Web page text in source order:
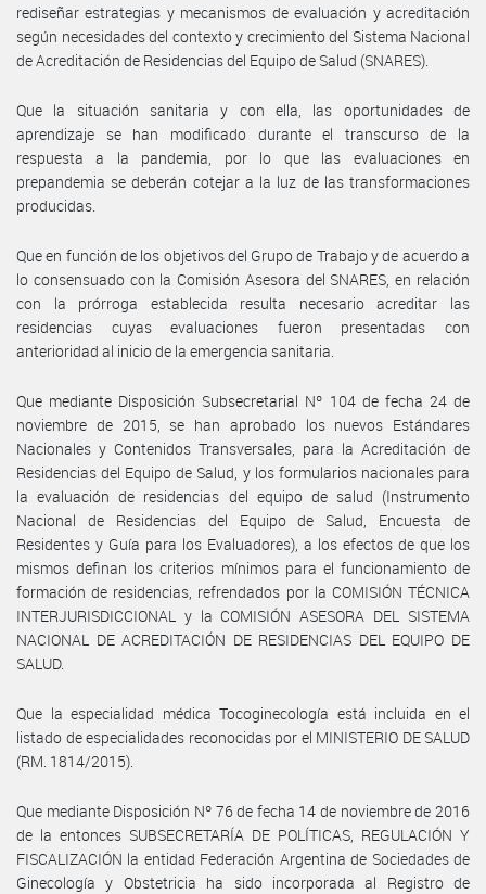
rediseñar estrategias y mecanismos de evaluación y acreditación
según necesidades del contexto y crecimiento del Sistema Nacional
de Acreditación de Residencias del Equipo de Salud (SNARES).
Que la situación sanitaria y con ella, las oportunidades de
aprendizaje se han modificado durante el transcurso de la
respuesta a la pandemia, por lo que las evaluaciones en
prepandemia se deberán cotejar a la luz de las transformaciones
producidas.
Que en función de los objetivos del Grupo de Trabajo y de acuerdo a
lo consensuado con la Comisión Asesora del SNARES, en relación
con la prórroga establecida resulta necesario acreditar las
residencias cuyas evaluaciones fueron presentadas con
anterioridad al inicio de la emergencia sanitaria.
Que mediante Disposición Subsecretarial Nº 104 de fecha 24 de
noviembre de 2015, se han aprobado los nuevos Estándares
Nacionales y Contenidos Transversales, para la Acreditación de
Residencias del Equipo de Salud, y los formularios nacionales para
la evaluación de residencias del equipo de salud (Instrumento
Nacional de Residencias del Equipo de Salud, Encuesta de
Residentes y Guía para los Evaluadores), a los efectos de que los
mismos definan los criterios mínimos para el funcionamiento de
formación de residencias, refrendados por la COMISIÓN TÉCNICA
INTERJURISDICCIONAL y la COMISIÓN ASESORA DEL SISTEMA
NACIONAL DE ACREDITACIÓN DE RESIDENCIAS DEL EQUIPO DE
SALUD.
Que la especialidad médica Tocoginecología está incluida en el
listado de especialidades reconocidas por el MINISTERIO DE SALUD
(RM. 1814/2015).
Que mediante Disposición Nº 76 de fecha 14 de noviembre de 2016
de la entonces SUBSECRETARÍA DE POLÍTICAS, REGULACIÓN Y
FISCALIZACIÓN la entidad Federación Argentina de Sociedades de
Ginecología y Obstetricia ha sido incorporada al Registro de